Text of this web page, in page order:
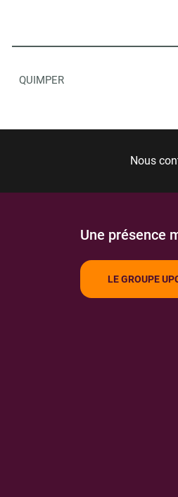
QUIMPER
Nous
Une présence
LE GROUPE